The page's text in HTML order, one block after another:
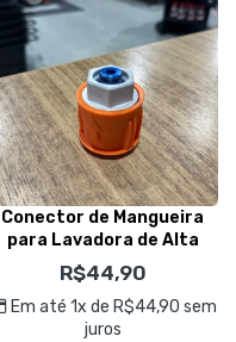
Conector de Mangueira
para Lavadora de Alta
Pressão Dawoo, Patriot e
Black Decker 4000PSI –
Kers
R$44,90
Em até 1x de R$44,90 sem
juros